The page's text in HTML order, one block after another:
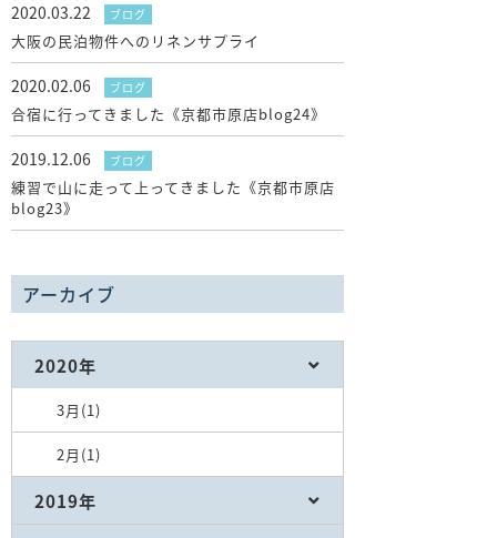
2020.03.22 ブログ
大阪の民泊物件へのリネンサプライ
2020.02.06 ブログ
合宿に行ってきました《京都市原店blog24》
2019.12.06 ブログ
練習で山に走って上ってきました《京都市原店
blog23》
アーカイブ
2020年
3月(1)
2月(1)
2019年